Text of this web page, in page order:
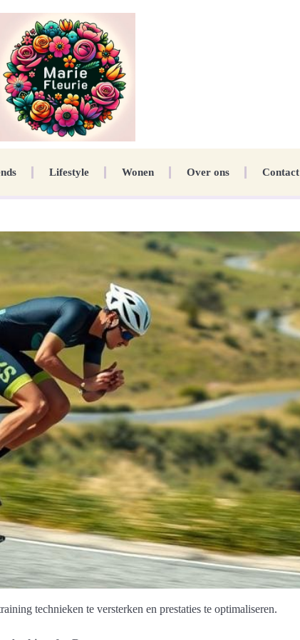
Lifestyle Wonen Over ons Contact
technieken te versterken en prestaties te optimaliseren.